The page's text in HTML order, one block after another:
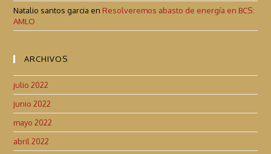
Natalio santos garcia en Resolveremos abasto de energía en BCS:
AMLO
ARCHIVOS
julio 2022
junio 2022
mayo 2022
abril 2022